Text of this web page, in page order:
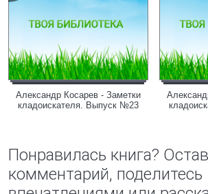
Александр Косарев - Заметки
кладоискателя. Выпуск №23
Понравилась книга?
комментарий, поделитесь